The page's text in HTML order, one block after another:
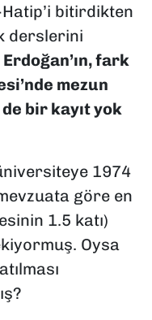
bitirdikten
derslerini
Erdoğan’ın, fark
mezun
bir kayıt yok
1974
göre en
1.5 katı)
Oysa